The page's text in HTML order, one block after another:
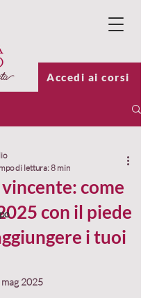
Accedi ai corsi
come
con il piede
i tuoi
di lettura: 8 min
2025